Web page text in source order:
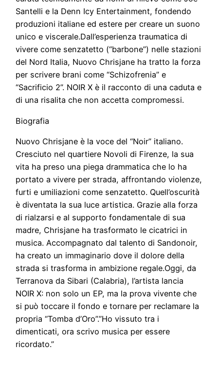
Santelli e la Denn Icy Entertainment, fondendo
produzioni italiane ed estere per creare un suono
unico e viscerale.Dall’esperienza traumatica di
vivere come senzatetto (“barbone”) nelle stazioni
del Nord Italia, Nuovo Chrisjane ha tratto la forza
per scrivere brani come “Schizofrenia” e
“Sacrificio 2”. NOIR X è il racconto di una caduta e
di una risalita che non accetta compromessi.
Biografia
Nuovo Chrisjane è la voce del “Noir” italiano.
Cresciuto nel quartiere Novoli di Firenze, la sua
vita ha preso una piega drammatica che lo ha
portato a vivere per strada, affrontando violenze,
furti e umiliazioni come senzatetto. Quell’oscurità
è diventata la sua luce artistica. Grazie alla forza
di rialzarsi e al supporto fondamentale di sua
madre, Chrisjane ha trasformato le cicatrici in
musica. Accompagnato dal talento di Sandonoir,
ha creato un immaginario dove il dolore della
strada si trasforma in ambizione regale.Oggi, da
Terranova da Sibari (Calabria), l’artista lancia
NOIR X: non solo un EP, ma la prova vivente che
si può toccare il fondo e tornare per reclamare la
propria “Tomba d’Oro”.”Ho vissuto tra i
dimenticati, ora scrivo musica per essere
ricordato.”